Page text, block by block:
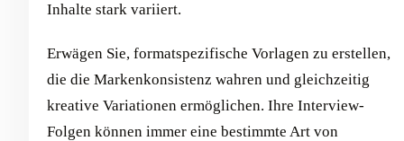
Inhalte stark variiert.
Erwägen Sie, formatspezifische Vorlagen zu erstellen,
die die Markenkonsistenz wahren und gleichzeitig
kreative Variationen ermöglichen. Ihre Interview-
Folgen können immer eine bestimmte Art von